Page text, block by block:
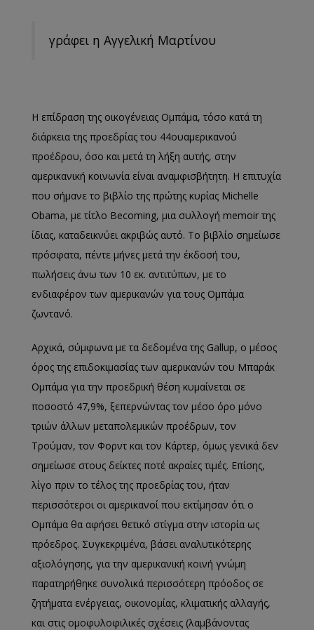
γράφει η Αγγελική Μαρτίνου
Η επίδραση της οικογένειας Ομπάμα, τόσο κατά τη
διάρκεια της προεδρίας του 44ουαμερικανού
προέδρου, όσο και μετά τη λήξη αυτής, στην
αμερικανική κοινωνία είναι αναμφισβήτητη. Η επιτυχία
που σήμανε το βιβλίο της πρώτης κυρίας Michelle
Obama, με τίτλο Becoming, μια συλλογή memoir της
ίδιας, καταδεικνύει ακριβώς αυτό. Το βιβλίο σημείωσε
πρόσφατα, πέντε μήνες μετά την έκδοσή του,
πωλήσεις άνω των 10 εκ. αντιτύπων, με το
ενδιαφέρον των αμερικανών για τους Ομπάμα
ζωντανό.
Αρχικά, σύμφωνα με τα δεδομένα της Gallup, ο μέσος
όρος της επιδοκιμασίας των αμερικανών του Μπαράκ
Ομπάμα για την προεδρική θέση κυμαίνεται σε
ποσοστό 47,9%, ξεπερνώντας τον μέσο όρο μόνο
τριών άλλων μεταπολεμικών προέδρων, τον
Τρούμαν, τον Φορντ και τον Κάρτερ, όμως γενικά δεν
σημείωσε στους δείκτες ποτέ ακραίες τιμές. Επίσης,
λίγο πριν το τέλος της προεδρίας του, ήταν
περισσότεροι οι αμερικανοί που εκτίμησαν ότι ο
Ομπάμα θα αφήσει θετικό στίγμα στην ιστορία ως
πρόεδρος. Συγκεκριμένα, βάσει αναλυτικότερης
αξιολόγησης, για την αμερικανική κοινή γνώμη
παρατηρήθηκε συνολικά περισσότερη πρόοδος σε
ζητήματα ενέργειας, οικονομίας, κλιματικής αλλαγής,
και στις ομοφυλοφιλικές σχέσεις (λαμβάνοντας